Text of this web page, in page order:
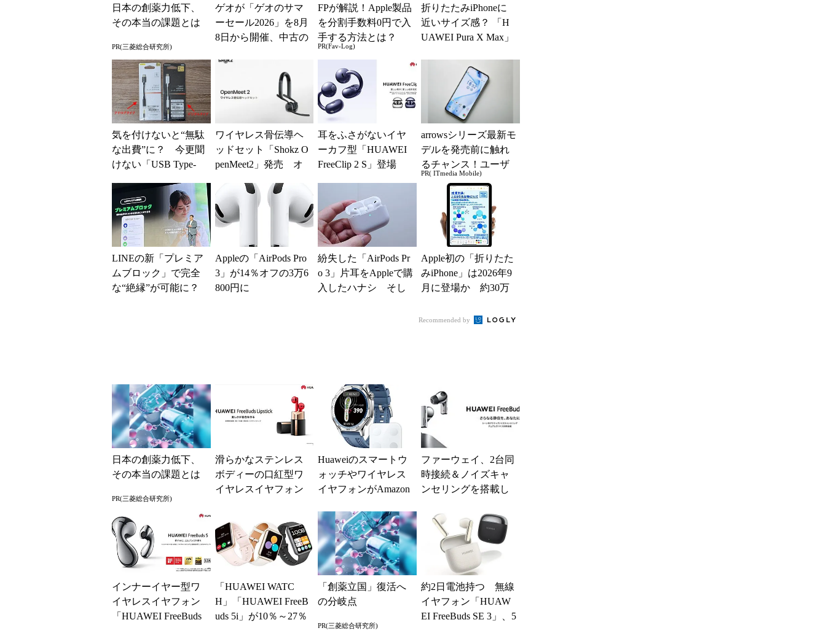
日本の創薬力低下、
その本当の課題とは
PR(三菱総合研究所)
ゲオが「ゲオのサマ
ーセール2026」を8月
8日から開催、中古の
得に
FPが解説！Apple製品
を分割手数料0円で入
手する方法とは？
PR(Fav-Log)
折りたたみiPhoneに
近いサイズ感？ 「H
UAWEI Pura X Max」
気を付けないと“無駄
な出費”に？ 今更聞
けない「USB Type-
ワイヤレス骨伝導ヘ
ッドセット「Shokz O
penMeet2」発売 オ
圧迫感や疲労...
耳をふさがないイヤ
ーカフ型「HUAWEI
FreeClip 2 S」登場
arrowsシリーズ最新モ
デルを発売前に触れ
るチャンス！ユーザ
ー座談会開催
PR( ITmedia Mobile)
LINEの新「プレミア
ムブロック」で完全
な“絶縁”が可能に？
Appleの「AirPods Pro
3」が14％オフの3万6
800円に
紛失した「AirPods Pr
o 3」片耳をAppleで購
入したハナシ そし
Apple初の「折りたた
みiPhone」は2026年9
月に登場か 約30万
Recommended by
日本の創薬力低下、
その本当の課題とは
PR(三菱総合研究所)
滑らかなステンレス
ボディーの口紅型ワ
イヤレスイヤフォン
Huaweiのスマートウ
ォッチやワイヤレス
イヤフォンがAmazon
大28％オフ
ファーウェイ、2台同
時接続＆ノイズキャ
ンセリングを搭載し
ォンを発売
インナーイヤー型ワ
イヤレスイヤフォン
「HUAWEI FreeBuds
「HUAWEI WATC
H」「HUAWEI FreeB
uds 5i」が10％～27％
「創薬立国」復活へ
の分岐点
PR(三菱総合研究所)
約2日電池持つ 無線
イヤフォン「HUAW
EI FreeBuds SE 3」、5